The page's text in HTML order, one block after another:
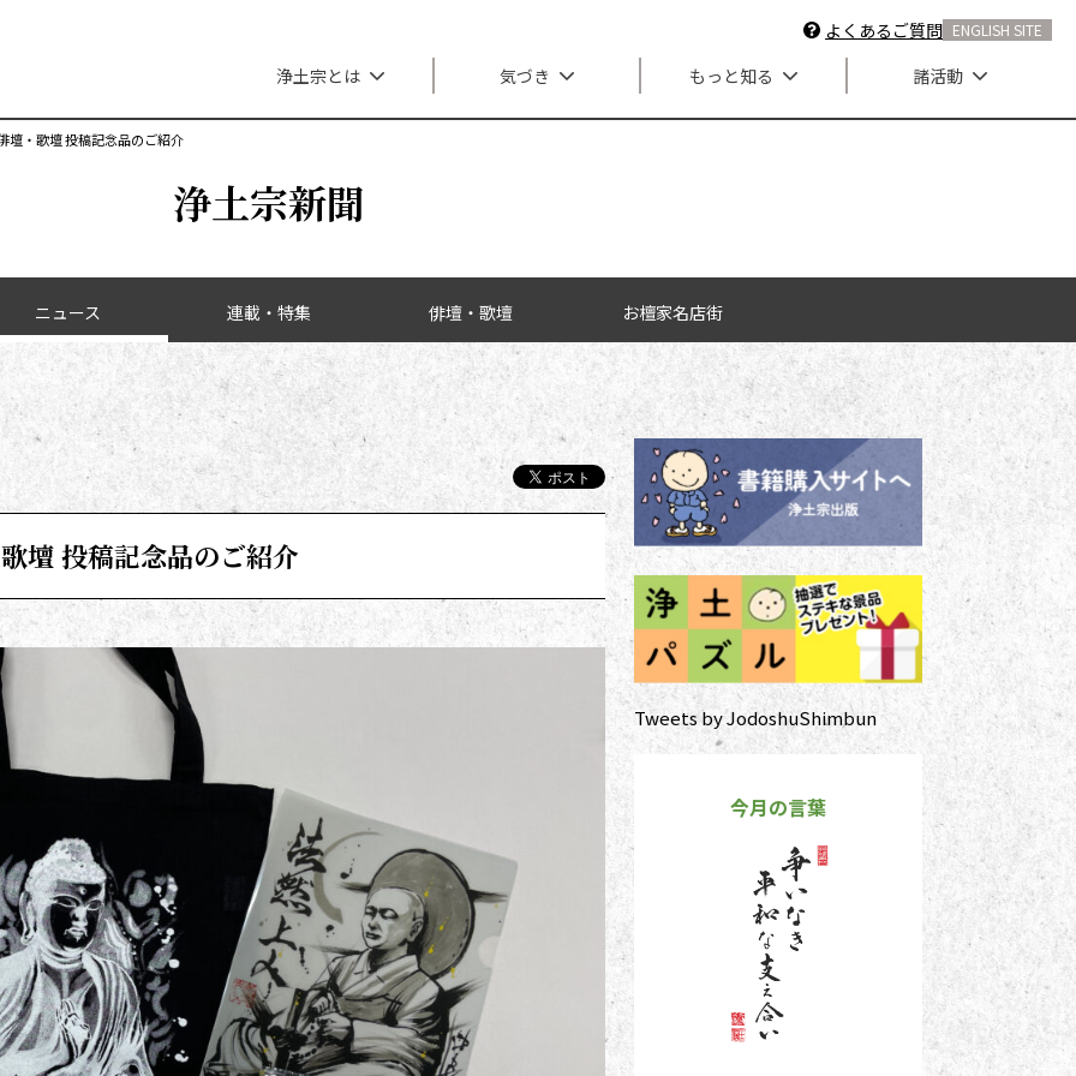
よくあるご質問 ENGLISH SITE
メインナビゲーション
浄土宗とは 気づき もっと知る 諸活動
浄土宗新聞
壇・歌壇 投稿記念品のご紹介
ニュース 連載・特集 俳壇・歌壇 お檀家名店街
壇 投稿記念品のご紹介
Tweets by JodoshuShimbun
今月の言葉